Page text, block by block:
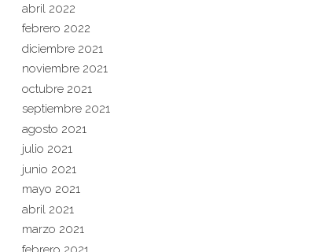
abril 2022
febrero 2022
diciembre 2021
noviembre 2021
octubre 2021
septiembre 2021
agosto 2021
julio 2021
junio 2021
mayo 2021
abril 2021
marzo 2021